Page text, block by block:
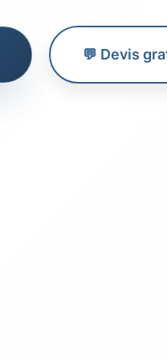
💬 Devis